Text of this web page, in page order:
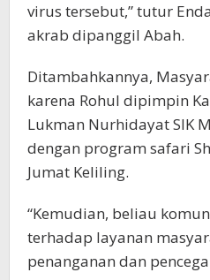
virus tersebut,” tutur
akrab dipanggil Abah.
Ditambahkannya,
karena Rohul dipimpin
Lukman Nurhidayat SIK
dengan program safari
Jumat Keliling.
“Kemudian, beliau
terhadap layanan
penanganan dan